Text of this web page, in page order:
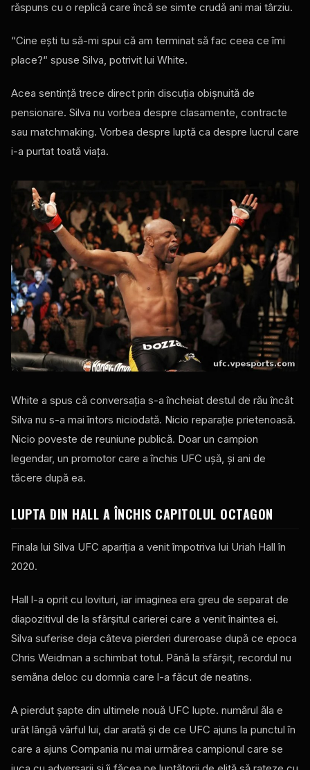
răspuns cu o replică care încă se simte crudă ani mai târziu.
“Cine ești tu să-mi spui că am terminat să fac ceea ce îmi
place?“ spuse Silva, potrivit lui White.
Acea sentință trece direct prin discuția obișnuită de
pensionare. Silva nu vorbea despre clasamente, contracte
sau matchmaking. Vorbea despre luptă ca despre lucrul care
i-a purtat toată viața.
White a spus că conversația s-a încheiat destul de rău încât
Silva nu s-a mai întors niciodată. Nicio reparație prietenoasă.
Nicio poveste de reuniune publică. Doar un campion
legendar, un promotor care a închis UFC ușă, și ani de
tăcere după ea.
LUPTA DIN HALL A ÎNCHIS CAPITOLUL OCTAGON
Finala lui Silva UFC apariția a venit împotriva lui Uriah Hall în
2020.
Hall l-a oprit cu lovituri, iar imaginea era greu de separat de
diapozitivul de la sfârșitul carierei care a venit înaintea ei.
Silva suferise deja câteva pierderi dureroase după ce epoca
Chris Weidman a schimbat totul. Până la sfârșit, recordul nu
semăna deloc cu domnia care l-a făcut de neatins.
A pierdut șapte din ultimele nouă UFC lupte. numărul ăla e
urât lângă vârful lui, dar arată şi de ce UFC ajuns la punctul în
care a ajuns Compania nu mai urmărea campionul care se